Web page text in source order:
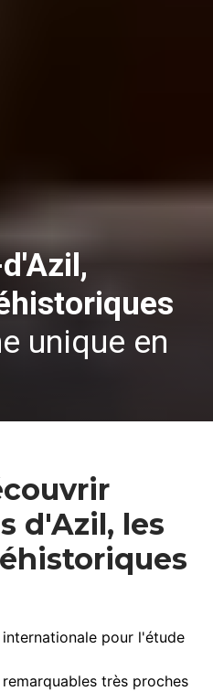
unique en
d'Azil, les
pour l'étude
très proches